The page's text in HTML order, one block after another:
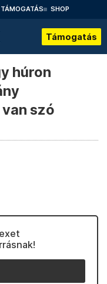
TÁMOGATÁS SHOP
Támogatás
húron
szó